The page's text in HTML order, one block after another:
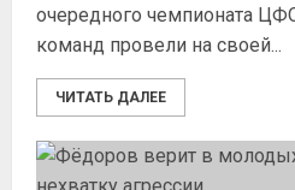
очередного чемпионата
команд провели на своей...
ЧИТАТЬ ДАЛЕЕ